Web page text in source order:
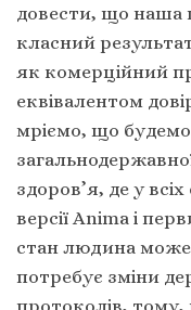
довести, що наша
класний
як комерційний
еквівалентом
мріємо, що
здоров’я, де у
версії Animа і
стан людина
потребує зміни
протоколів,